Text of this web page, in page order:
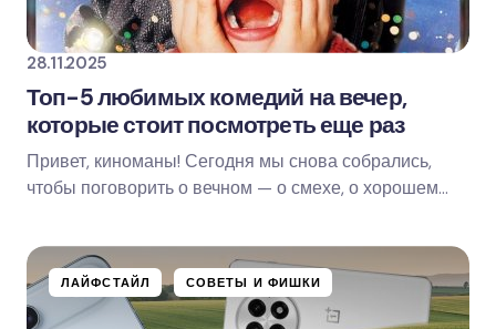
Ваш комментарий
Save my name and email in this browser for
Оставить комментарий
28.11.2025
Топ-5 любимых комедий на вечер,
которые стоит посмотреть еще раз
Привет, киноманы! Сегодня мы снова собрались,
чтобы поговорить о вечном — о смехе, о хорошем
ЛАЙФСТАЙЛ СОВЕТЫ И ФИШКИ